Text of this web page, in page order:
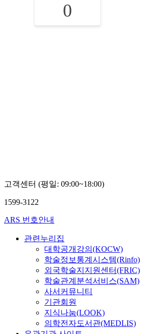
0
고객센터 (평일: 09:00~18:00)
1599-3122
ARS 번호안내
관련누리집
대학공개강의(KOCW)
학술정보통계시스템(Rinfo)
외국학술지지원센터(FRIC)
학술관계분석서비스(SAM)
사서커뮤니티
기관회원
지식나눔(LOOK)
의학전자도서관(MEDLIS)